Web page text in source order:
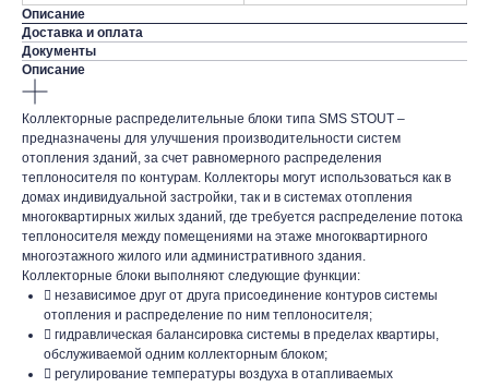
Описание
Доставка и оплата
Документы
Описание
Коллекторные распределительные блоки типа SMS STOUT –
предназначены для улучшения производительности систем
отопления зданий, за счет равномерного распределения
теплоносителя по контурам. Коллекторы могут использоваться как в
домах индивидуальной застройки, так и в системах отопления
многоквартирных жилых зданий, где требуется распределение потока
теплоносителя между помещениями на этаже многоквартирного
многоэтажного жилого или административного здания.
Коллекторные блоки выполняют следующие функции:
 независимое друг от друга присоединение контуров системы
отопления и распределение по ним теплоносителя;
 гидравлическая балансировка системы в пределах квартиры,
обслуживаемой одним коллекторным блоком;
 регулирование температуры воздуха в отапливаемых